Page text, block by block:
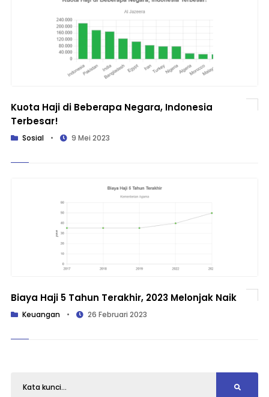
Kuota Haji di Beberapa Negara, Indonesia
Terbesar!
Sosial • 9 Mei 2023
Biaya Haji 5 Tahun Terakhir, 2023 Melonjak Naik
Keuangan • 26 Februari 2023